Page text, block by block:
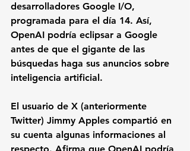
desarrolladores Google I/O,
programada para el día 14. Así,
OpenAI podría eclipsar a Google
antes de que el gigante de las
búsquedas haga sus anuncios sobre
inteligencia artificial.
El usuario de X (anteriormente
Twitter) Jimmy Apples compartió en
su cuenta algunas informaciones al